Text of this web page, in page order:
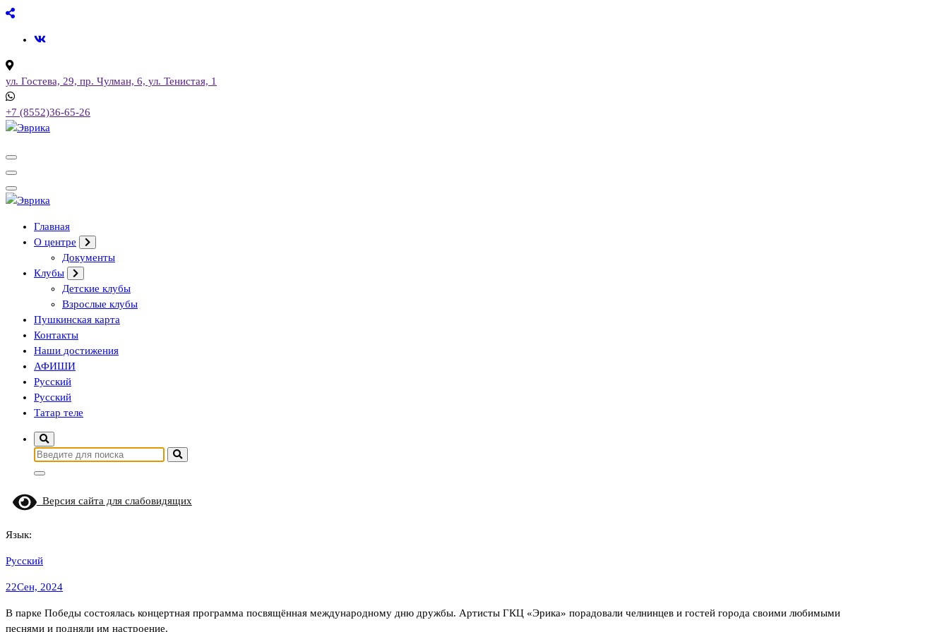
Перейти
содержимому
ул. Гостева, 29, пр. Чулман, 6, ул. Тенистая, 1
+7 (8552)36-65-26
Городской культурный центр, г. Набережные Челны
Городской культурный центр, г. Набережные Челны
Главная
О центре
Документы
Клубы
Детские клубы
Взрослые клубы
Пушкинская карта
Контакты
Наши достижения
АФИШИ
Русский
Русский
Татар теле
Найти:
Версия сайта для слабовидящих
Язык:
Русский
22Сен, 2024
В парке Победы состоялась концертная программа посвящённая международному дню дружбы. Артисты ГКЦ «Эрика» порадовали челнинцев и гостей города своими любимыми
песнями и подняли им настроение.